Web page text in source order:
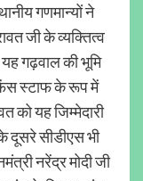
गणमान्यों ने
जी के व्यक्तित्व
गढ़वाल की भूमि
स्टाफ के रूप में
को यह जिम्मेदारी
दूसरे सीडीएस भी
नरेंद्र मोदी जी